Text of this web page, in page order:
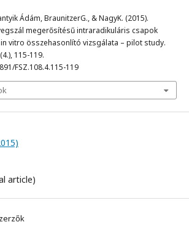
Ádám, BraunitzerG., & NagyK. (2015).
megerősítésű intraradikuláris csapok
vitro összehasonlító vizsgálata – pilot study.
(4.), 115-119.
FSZ.108.4.115-119
article)